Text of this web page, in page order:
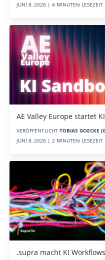
JUNI 8, 2026 | 4 MINUTEN LESEZEIT
AE Valley Europe startet
VERÖFFENTLICHT TOBIAS GOECKE
JUNI 8, 2026 | 2 MINUTEN LESEZEIT
.supra macht KI